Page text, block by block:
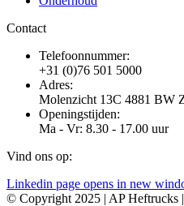
Contact
Telefoonnummer:
+31 (0)76 501 5000
Adres:
Molenzicht 13C 4881 BW
Openingstijden:
Ma - Vr: 8.30 - 17.00 uur
Vind ons op:
Linkedin page opens in new
© Copyright 2025 | AP Heftrucks